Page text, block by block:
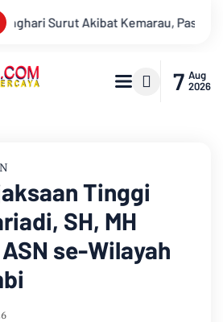
Tirta Mayang Jambi Keruh
7 Aug
2026
Tinggi
SH, MH
se-Wilayah